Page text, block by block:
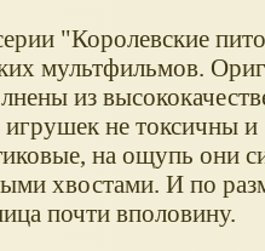
"Королевские
мультфильмов.
из
не токсичны и
на ощупь они
хвостами. И по
почти вполовину.